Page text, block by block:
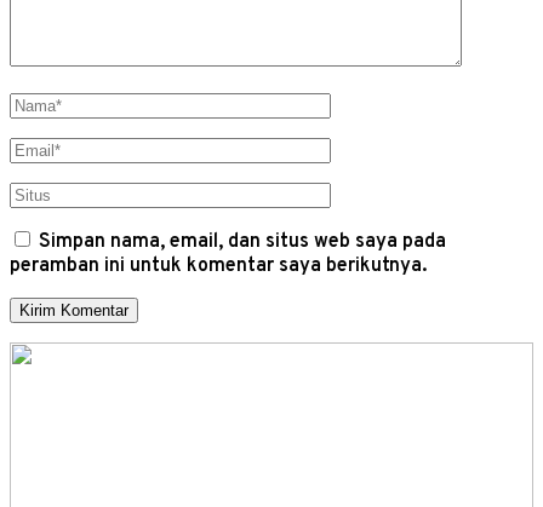
Simpan nama, email, dan situs web saya pada
peramban ini untuk komentar saya berikutnya.